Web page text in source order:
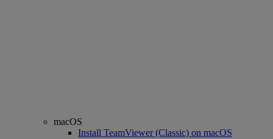
macOS
Install TeamViewer (Classic) on macOS